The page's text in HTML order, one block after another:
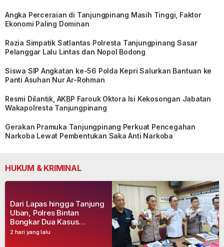
Angka Perceraian di Tanjungpinang Masih Tinggi, Faktor
Ekonomi Paling Dominan
Razia Simpatik Satlantas Polresta Tanjungpinang Sasar
Pelanggar Lalu Lintas dan Nopol Bodong
Siswa SIP Angkatan ke-56 Polda Kepri Salurkan Bantuan ke
Panti Asuhan Nur Ar-Rohman
Resmi Dilantik, AKBP Farouk Oktora Isi Kekosongan Jabatan
Wakapolresta Tanjungpinang
Gerakan Pramuka Tanjungpinang Perkuat Pencegahan
Narkoba Lewat Pembentukan Saka Anti Narkoba
HUKUM & KRIMINAL
2 hari yang lalu
Dari Lapas hingga Tanjung
Uban, Polres Bintan
Bongkar Dua Kasus
Narkoba, Empat Tersangka